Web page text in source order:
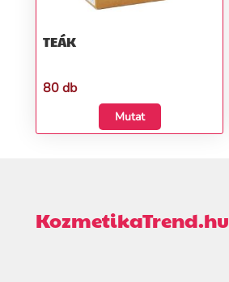
TEÁK
80 db
Mutat
KozmetikaTrend.hu